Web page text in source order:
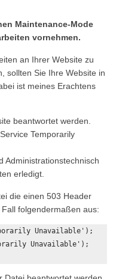
Maintenance-Mode
vornehmen.
an Ihrer Website zu
sollten Sie Ihre Website in
ist meines Erachtens
beantwortet werden.
Temporarily
Administrationstechnisch
erledigt.
die einen 503 Header
folgendermaßen aus:
Unavailable');
Unavailable');